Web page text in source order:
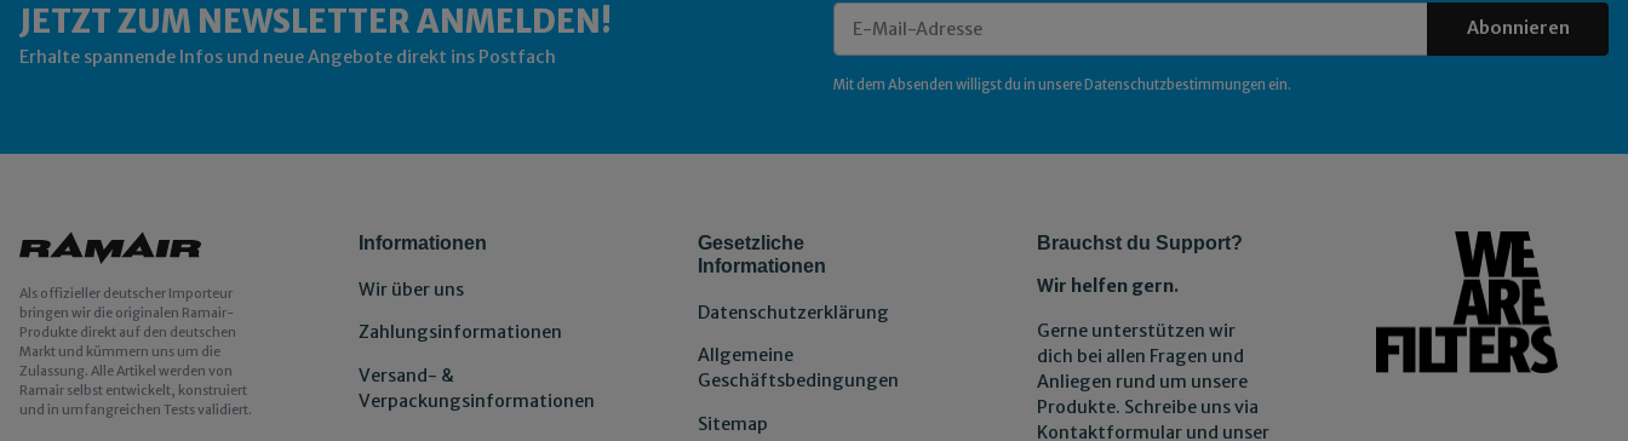
JETZT ZUM NEWSLETTER ANMELDEN!
Erhalte spannende Infos und neue Angebote direkt ins Postfach
Abonnieren
Mit dem Absenden willigst du in unsereDatenschutzbestimmungen ein.
Als offizieller deutscher Importeur
bringen wir die originalen Ramair-
Produkte direkt auf den deutschen
Markt und kümmern uns um die
Zulassung. Alle Artikel werden von
Ramair selbst entwickelt, konstruiert
und in umfangreichen Tests validiert.
Informationen
Wir über uns
Zahlungsinformationen
Versand- &
Verpackungsinformationen
Gesetzliche
Informationen
Datenschutzerklärung
Allgemeine
Geschäftsbedingungen
Sitemap
Brauchst du Support?
Wir helfen gern.
Gerne unterstützen wir
dich bei allen Fragen und
Anliegen rund um unsere
Produkte. Schreibe uns via
Kontaktformular und unser